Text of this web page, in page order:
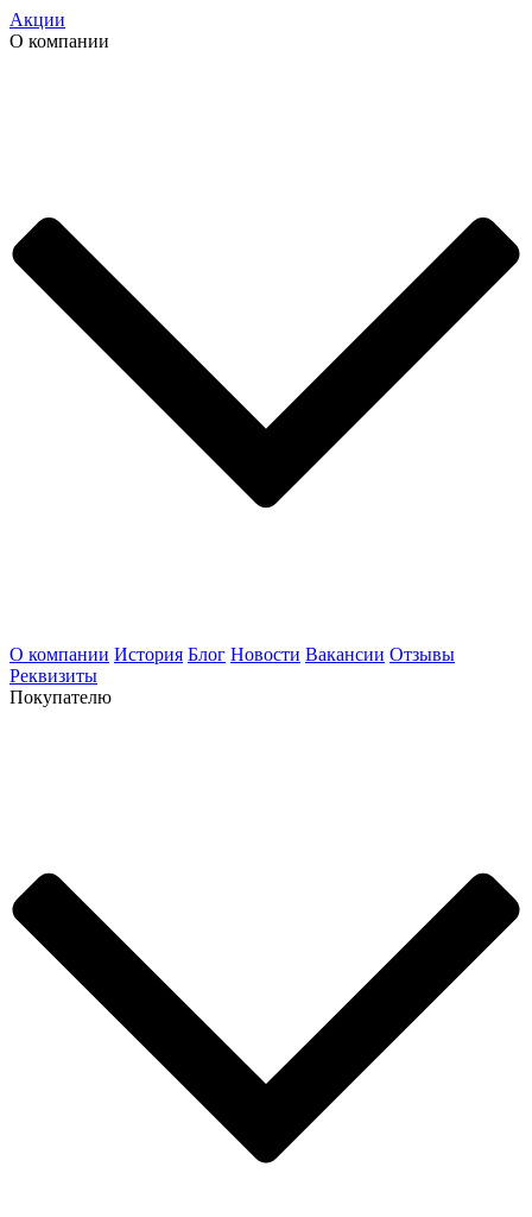
Акции
О компании
О компании История Блог Новости Вакансии Отзывы
Реквизиты
Покупателю